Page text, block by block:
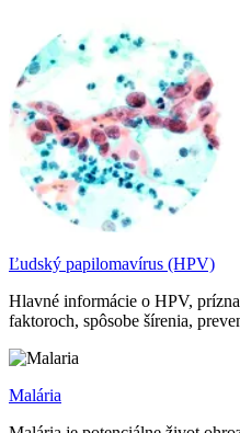
Ľudský papilomavírus (HPV)
Hlavné informácie o HPV,
faktoroch, spôsobe šírenia,
Malária